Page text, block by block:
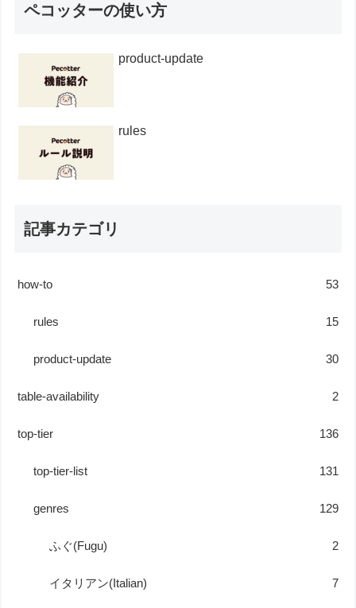
ペコッターの使い方
product-update
rules
記事カテゴリ
how-to 53
rules 15
product-update 30
table-availability 2
top-tier 136
top-tier-list 131
genres 129
ふぐ(Fugu) 2
イタリアン(Italian) 7